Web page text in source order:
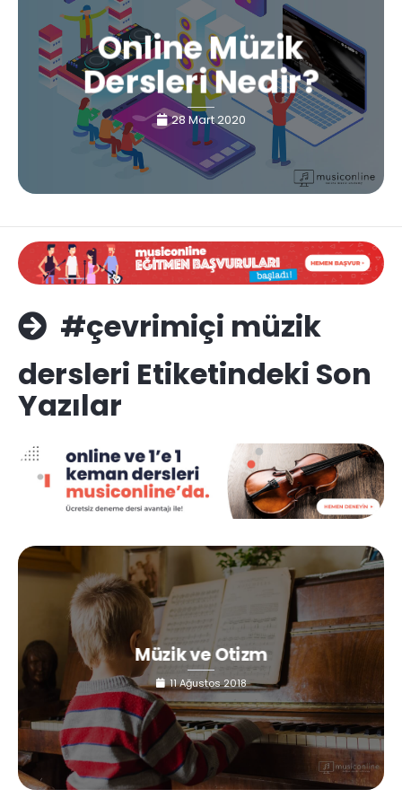
Online Müzik
Dersleri Nedir?
28 Mart 2020
#çevrimiçi müzik
dersleri Etiketindeki Son
Yazılar
Müzik ve Otizm
11 Ağustos 2018